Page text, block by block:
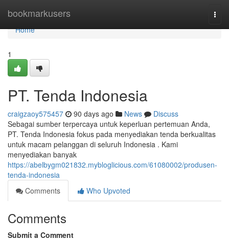
bookmarkusers
Home
Home
1
PT. Tenda Indonesia
craigzaoy575457 90 days ago News
Discuss
Sebagai sumber terpercaya untuk keperluan pertemuan Anda,
PT. Tenda Indonesia fokus pada menyediakan tenda berkualitas
untuk macam pelanggan di seluruh Indonesia . Kami
menyediakan banyak
https://abelbygm021832.mybloglicious.com/61080002/produsen-
tenda-indonesia
Comments
Who Upvoted
Comments
Submit a Comment